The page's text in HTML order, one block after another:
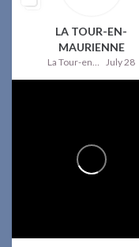
LA TOUR-EN-
MAURIENNE
La Tour-en-Maurienne July 28